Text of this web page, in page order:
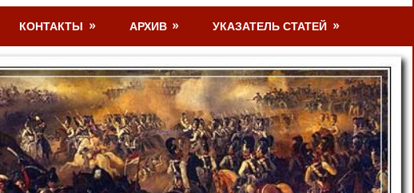
КОНТАКТЫ АРХИВ УКАЗАТЕЛЬ СТАТЕЙ